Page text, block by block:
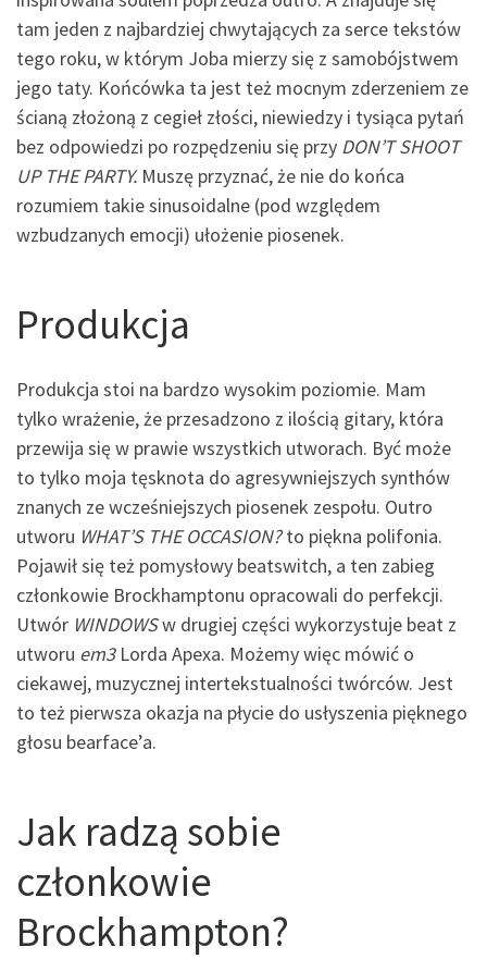
tam jeden z najbardziej chwytających za serce tekstów
tego roku, w którym Joba mierzy się z samobójstwem
jego taty. Końcówka ta jest też mocnym zderzeniem ze
ścianą złożoną z cegieł złości, niewiedzy i tysiąca pytań
bez odpowiedzi po rozpędzeniu się przy DON’T SHOOT
UP THE PARTY.Muszę przyznać, że nie do końca
rozumiem takie sinusoidalne (pod względem
wzbudzanych emocji) ułożenie piosenek.
Produkcja
Produkcja stoi na bardzo wysokim poziomie. Mam
tylko wrażenie, że przesadzono z ilością gitary, która
przewija się w prawie wszystkich utworach. Być może
to tylko moja tęsknota do agresywniejszych synthów
znanych ze wcześniejszych piosenek zespołu. Outro
utworu WHAT’S THE OCCASION?to piękna polifonia.
Pojawił się też pomysłowy beatswitch, a ten zabieg
członkowie Brockhamptonu opracowali do perfekcji.
Utwór WINDOWSw drugiej części wykorzystuje beat z
utworu em3 Lorda Apexa. Możemy więc mówić o
ciekawej, muzycznej intertekstualności twórców. Jest
to też pierwsza okazja na płycie do usłyszenia pięknego
głosu bearface’a.
Jak radzą sobie
członkowie
Brockhampton?